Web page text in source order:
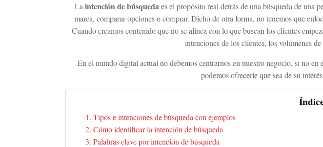
La intención de búsqueda es el propósito real detrás de una búsqueda de una
marca, comparar opciones o comprar. Dicho de otra forma, no tenemos que
Cuando creamos contenido que no se alinea con lo que buscan los clientes
intenciones de los clientes, los volúmenes
En el mundo digital actual no debemos centrarnos en nuestro negocio, si no
podemos ofrecerle que sea de su
Tipos e intenciones de búsqueda con ejemplos
Cómo identificar la intención de búsqueda
Palabras clave por intención de búsqueda